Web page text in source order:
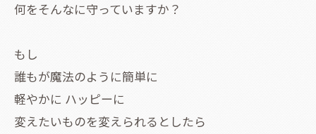
何をそんなに守っていますか？
もし
誰もが魔法のように簡単に
軽やかに ハッピーに
変えたいものを変えられるとしたら